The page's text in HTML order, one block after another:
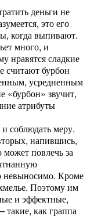
деньги не
это его
когда выпивают.
много, и
нравятся сладкие
считают бурбон
усредненным
«бурбон» звучит,
атрибуты
соблюдать меру.
напившись,
повлечь за
невыносимо. Кроме
Поэтому им
и эффектные,
как граппа